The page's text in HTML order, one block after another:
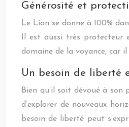
Générosité et
Le Lion se donne à 100%
Il est aussi très protecteur
domaine de la voyance, car
Un besoin de liberté
Bien qu’il soit dévoué à
d’explorer de nouveaux
besoin de liberté peut